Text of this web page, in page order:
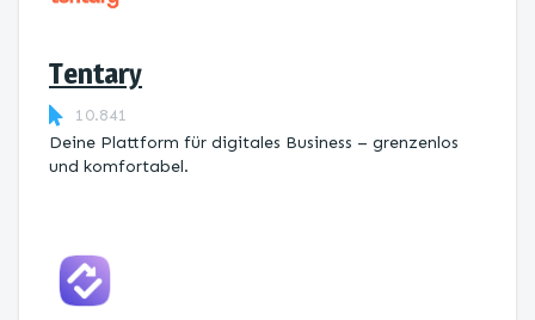
Tentary
10.841
Deine Plattform für digitales Business – grenzenlos
und komfortabel.